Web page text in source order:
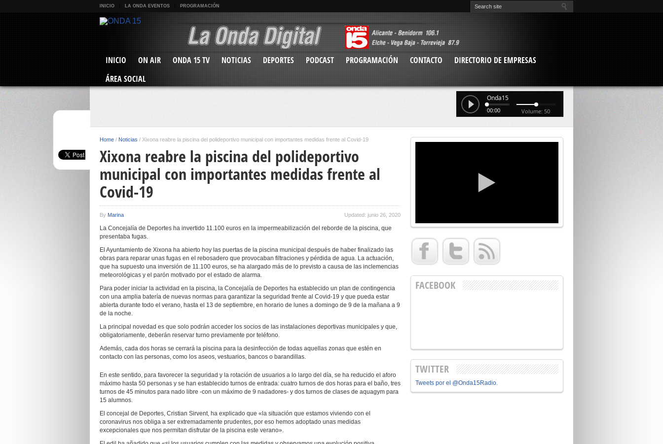
INICIO LA ONDA EVENTOS PROGRAMACIÓN
INICIO ON AIR ONDA 15 TV NOTICIAS DEPORTES PODCAST PROGRAMACIÓN CONTACTO
DIRECTORIO DE EMPRESAS
ÁREA SOCIAL
Onda15
00:00 Volume: 50
Home / Noticias / Xixona reabre la piscina del polideportivo municipal con importantes medidas frente al Covid-19
Xixona reabre la piscina del polideportivo
municipal con importantes medidas frente al
Covid-19
By Marina Updated: junio 26, 2020
La Concejalía de Deportes ha invertido 11.100 euros en la impermeabilización del reborde de la piscina, que
presentaba fugas.
El Ayuntamiento de Xixona ha abierto hoy las puertas de la piscina municipal después de haber finalizado las
obras para reparar unas fugas en el rebosadero que provocaban filtraciones y pérdida de agua. La actuación,
que ha supuesto una inversión de 11.100 euros, se ha alargado más de lo previsto a causa de las inclemencias
meteorológicas y el parón motivado por el estado de alarma.
Para poder iniciar la actividad en la piscina, la Concejalía de Deportes ha establecido un plan de contingencia
con una amplia batería de nuevas normas para garantizar la seguridad frente al Covid-19 y que pueda estar
abierta durante todo el verano, hasta el 13 de septiembre, en horario de lunes a domingo de 9 de la mañana a 9
de la noche.
La principal novedad es que solo podrán acceder los socios de las instalaciones deportivas municipales y que,
obligatoriamente, deberán reservar turno previamente por teléfono.
Además, cada dos horas se cerrará la piscina para la desinfección de todas aquellas zonas que estén en
contacto con las personas, como los aseos, vestuarios, bancos o barandillas.
En este sentido, para favorecer la seguridad y la rotación de usuarios a lo largo del día, se ha reducido el aforo
máximo hasta 50 personas y se han establecido turnos de entrada: cuatro turnos de dos horas para el baño, tres
turnos de 45 minutos para nado libre -con un máximo de 9 nadadores- y dos turnos de clases de aquagym para
15 alumnos.
El concejal de Deportes, Cristian Sirvent, ha explicado que «la situación que estamos viviendo con el
coronavirus nos obliga a ser extremadamente prudentes, por eso hemos adoptado unas medidas
excepcionales que nos permitan disfrutar de la piscina este verano».
FACEBOOK
TWITTER
Tweets por el @Onda15Radio.